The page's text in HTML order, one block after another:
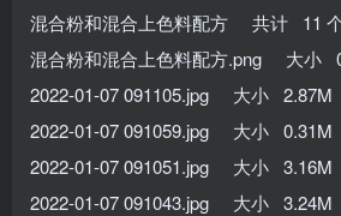
混合粉和混合上色料配方 共计 11
混合粉和混合上色料配方.png 大小
2022-01-07 091105.jpg 大小 2.87M
2022-01-07 091059.jpg 大小 0.31M
2022-01-07 091051.jpg 大小 3.16M
2022-01-07 091043.jpg 大小 3.24M